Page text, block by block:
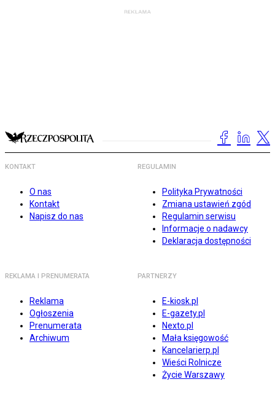
KONTAKT
O nas
Kontakt
Napisz do nas
REGULAMIN
Polityka Prywatności
Zmiana ustawień zgód
Regulamin serwisu
Informacje o nadawcy
Deklaracja dostępności
REKLAMA I PRENUMERATA
Reklama
Ogłoszenia
Prenumerata
Archiwum
PARTNERZY
E-kiosk.pl
E-gazety.pl
Nexto.pl
Mała księgowość
Kancelarierp.pl
Wieści Rolnicze
Życie Warszawy